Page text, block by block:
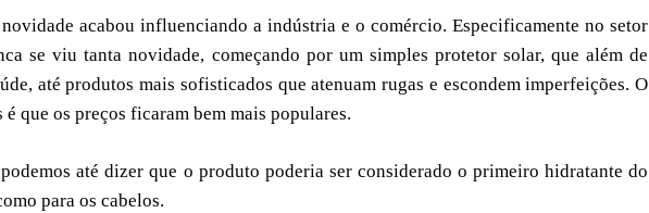
acabou influenciando a indústria e o comércio. Especificamente no setor
se viu tanta novidade, começando por um simples protetor solar, que além de
até produtos mais sofisticados que atenuam rugas e escondem imperfeições. O
que os preços ficaram bem mais populares.
até dizer que o produto poderia ser considerado o primeiro hidratante do
para os cabelos.